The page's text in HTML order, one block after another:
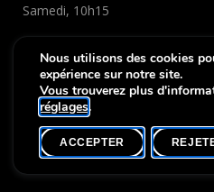
Samedi, 10h15
Enfants Familles Adultes
Notice légale-
Copyright © 2026, Lëtzebuerg City Museum.
Nous utilisons des cookies
expérience sur notre site.
Vous trouverez plus
réglages.
ACCEPTER